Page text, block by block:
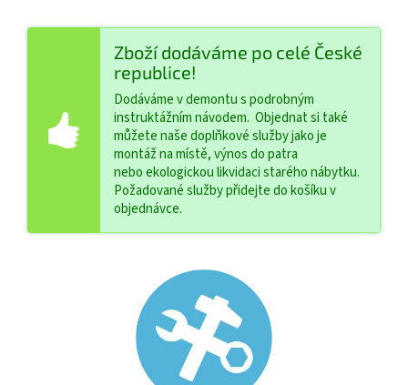
Zboží dodáváme po celé České
republice!
Dodáváme v demontu s podrobným
instruktážním návodem. Objednat si také
můžete naše doplňkové služby jako je
montáž na místě, výnos do patra
nebo ekologickou likvidaci starého nábytku.
Požadované služby přidejte do košíku v
objednávce.